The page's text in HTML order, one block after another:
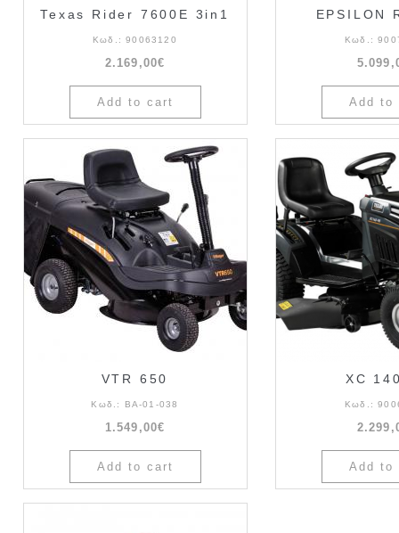
Texas Rider 7600E 3in1
Κωδ.: 90063120
2.169,00€
EPSILON
Κωδ.:
VTR 650
Κωδ.: BA-01-038
1.549,00€
XC
Κωδ.: